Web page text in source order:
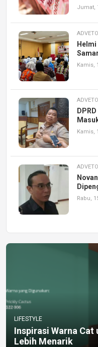
Jumat,
Kamis,
Kamis,
Rabu,
LIFESTYLE
Inspirasi Warna
Lebih Menarik